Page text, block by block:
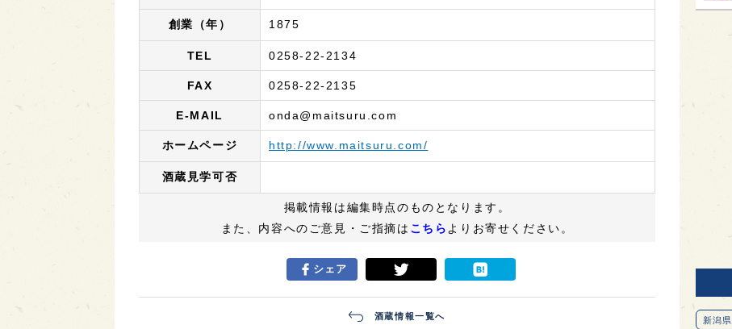
創業（年） 1875
TEL 0258-22-2134
FAX 0258-22-2135
E-MAIL onda@maitsuru.com
ホームページ http://www.maitsuru.com/
酒蔵見学可否
掲載情報は編集時点のものとなります。
また、内容へのご意見・ご指摘は こちら よりお寄せください。
シェア
酒蔵情報一覧へ 新潟県